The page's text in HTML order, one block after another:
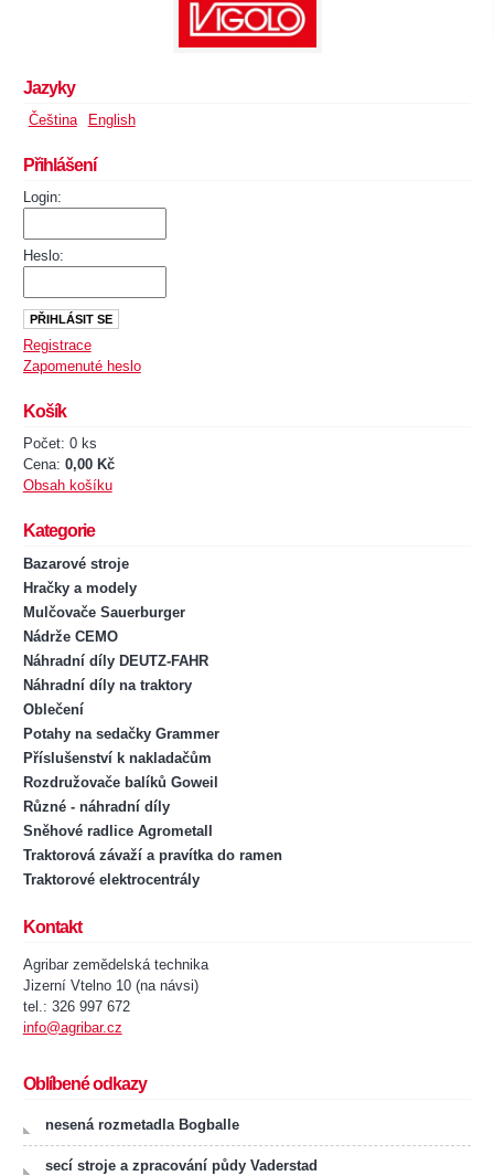
Jazyky
Čeština English
Přihlášení
Login:
Heslo:
Registrace
Zapomenuté heslo
Košík
Počet: 0 ks
Cena: 0,00 Kč
Obsah košíku
Kategorie
Bazarové stroje
Hračky a modely
Mulčovače Sauerburger
Nádrže CEMO
Náhradní díly DEUTZ-FAHR
Náhradní díly na traktory
Oblečení
Potahy na sedačky Grammer
Příslušenství k nakladačům
Rozdružovače balíků Goweil
Různé - náhradní díly
Sněhové radlice Agrometall
Traktorová závaží a pravítka do ramen
Traktorové elektrocentrály
Kontakt
Agribar zemědelská technika
Jizerní Vtelno 10 (na návsi)
tel.: 326 997 672
info@agribar.cz
Oblíbené odkazy
nesená rozmetadla Bogballe
secí stroje a zpracování půdy Vaderstad